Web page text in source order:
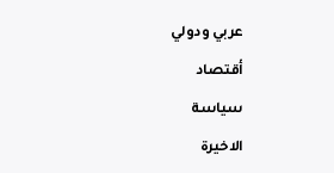
عربي ودولي
أقتصاد
سياسة
الاخيرة